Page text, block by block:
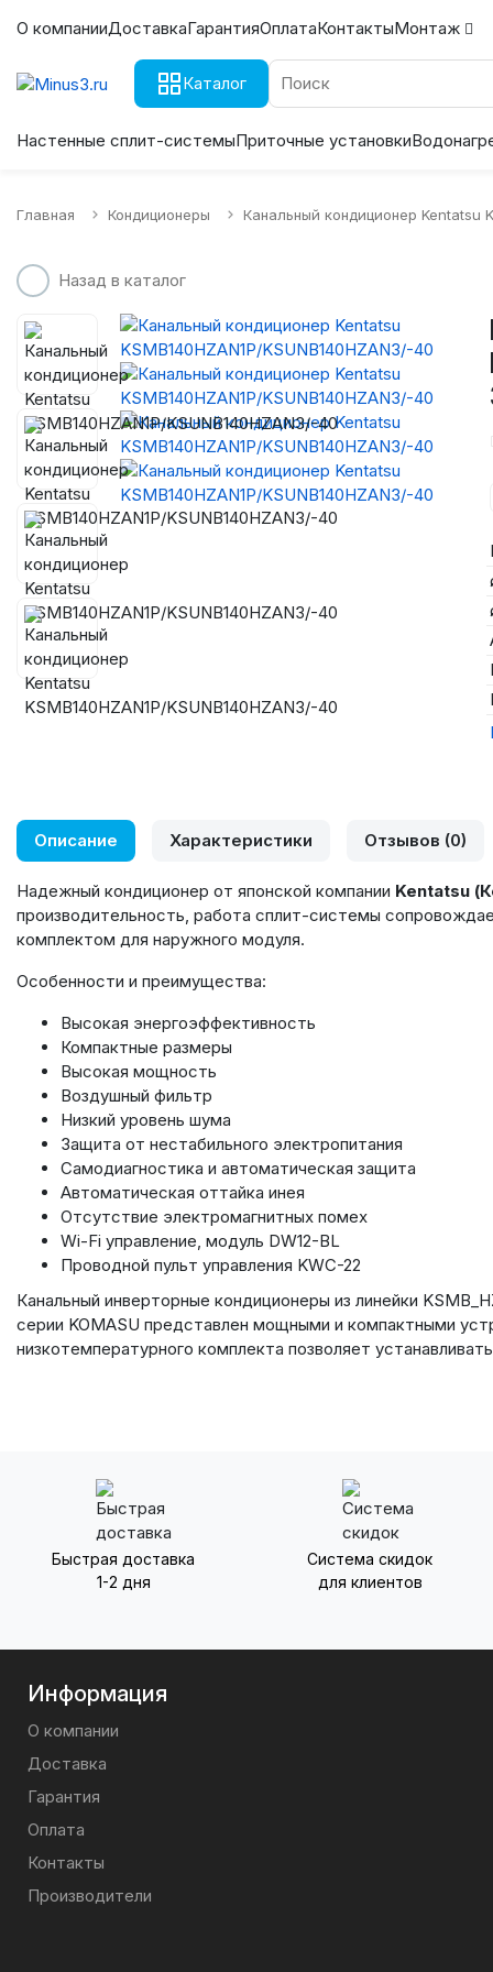
О компанииДоставкаГарантияОплатаКонтактыМонтаж
Каталог
Настенные сплит-системыПриточные установки
Главная Кондиционеры Канальный кондиционер Kentatsu
Назад в каталог
Описание Характеристики Отзывов (0)
Надежный кондиционер от японской компании Kentatsu
производительность, работа сплит-системы
комплектом для наружного модуля.
Особенности и преимущества:
Высокая энергоэффективность
Компактные размеры
Высокая мощность
Воздушный фильтр
Низкий уровень шума
Защита от нестабильного электропитания
Самодиагностика и автоматическая защита
Автоматическая оттайка инея
Отсутствие электромагнитных помех
Wi-Fi управление, модуль DW12-BL
Проводной пульт управления KWC-22
Канальный инверторные кондиционеры из линейки
серии KOMASU представлен мощными и компактными
низкотемпературного комплекта позволяет
Быстрая доставка
1-2 дня
Система скидок
для клиентов
Информация
О компании
Доставка
Гарантия
Оплата
Контакты
Производители